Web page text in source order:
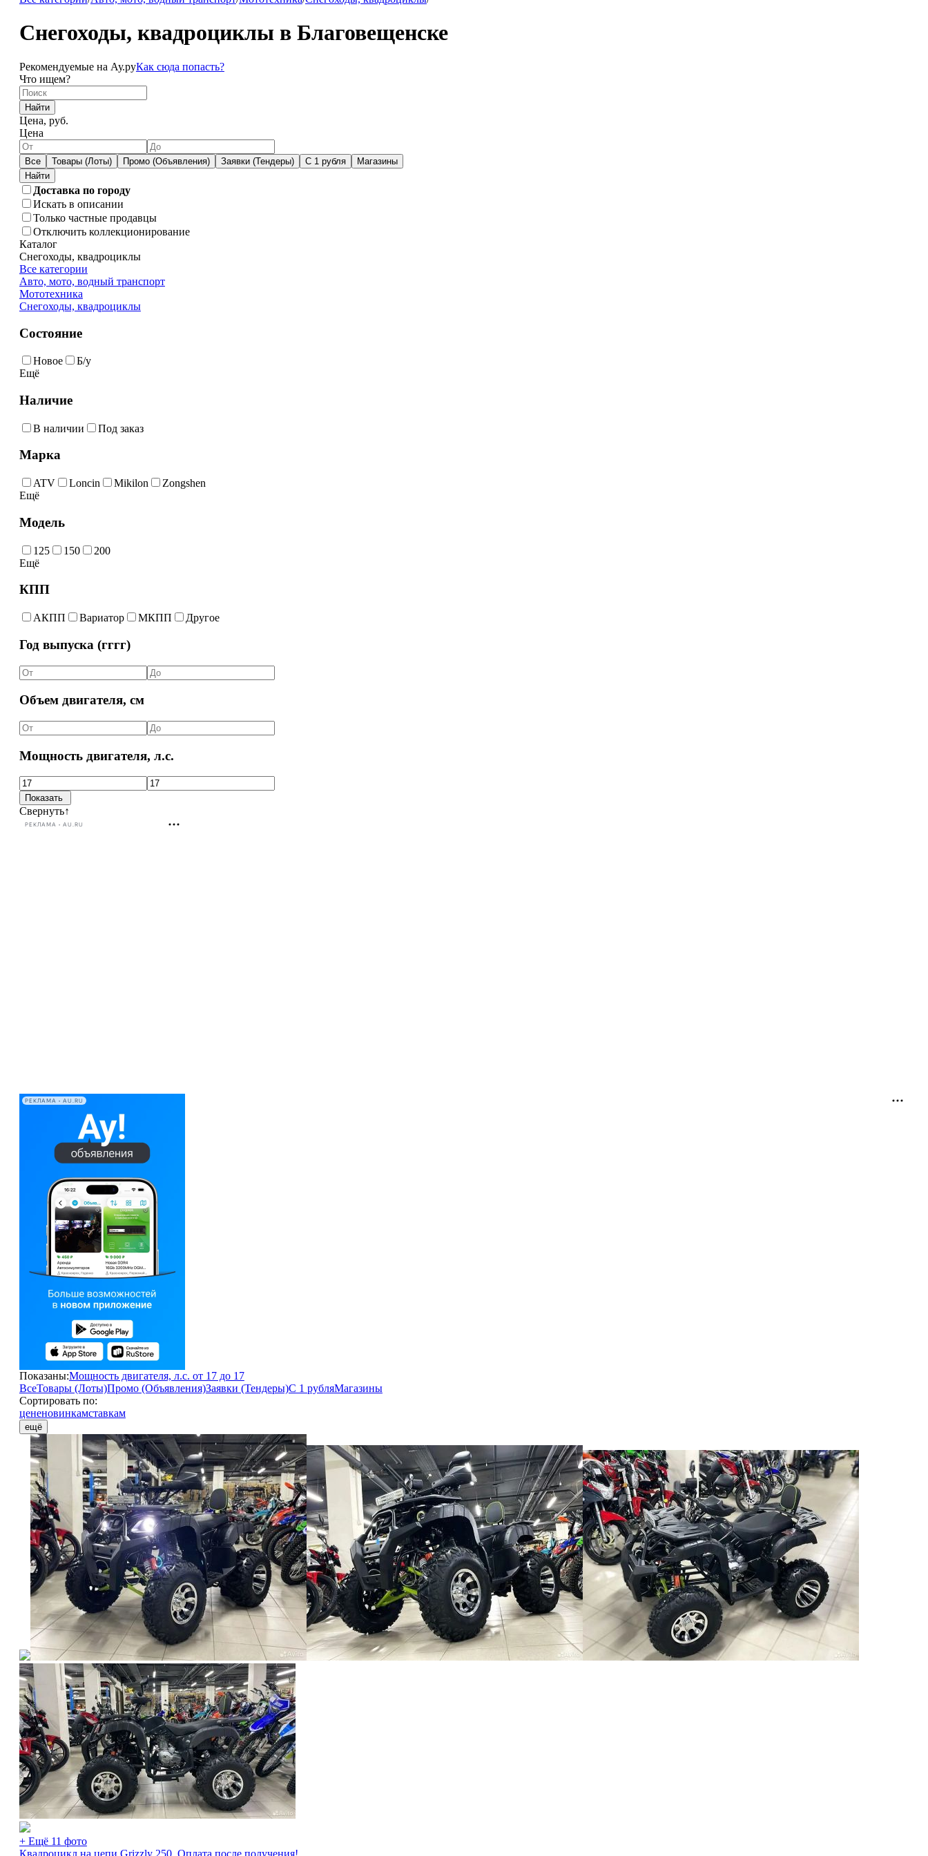
Снегоходы, квадроциклы в Благовещенске
Рекомендуемые на Ау.руКак сюда попасть?
Что ищем?
Найти
Цена, руб.
Цена
Все Товары (Лоты) Промо (Объявления) Заявки (Тендеры) С 1 рубля Магазины
Доставка по городу
Искать в описании
Только частные продавцы
Отключить коллекционирование
Каталог
Снегоходы, квадроциклы
Все категории
Авто, мото, водный транспорт
Мототехника
Снегоходы, квадроциклы
Состояние
Новое
Б/у
Ещё
Наличие
В наличии Под заказ
Марка
ATV Loncin Mikilon
Zongshen
Ещё
Модель
125 150
200
Ещё
КПП
АКПП Вариатор МКПП Другое
Год выпуска (гггг)
Объем двигателя, см
Мощность двигателя, л.с.
Свернуть↑
РЕКЛАМА • AU.RU
РЕКЛАМА • AU.RU
Показаны:Мощность двигателя, л.с. от 17 до 17
ВсеТовары (Лоты)Промо (Объявления)Заявки (Тендеры)С 1 рубляМагазины
Сортировать по:
цененовинкамставкам
ещё
+ Ещё 11 фото